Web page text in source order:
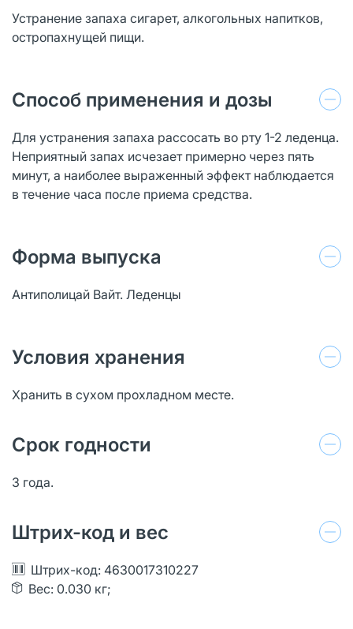
Устранение запаха сигарет, алкогольных напитков,
остропахнущей пищи.
Способ применения и дозы
Для устранения запаха рассосать во рту 1-2 леденца.
Неприятный запах исчезает примерно через пять
минут, а наиболее выраженный эффект наблюдается
в течение часа после приема средства.
Форма выпуска
Антиполицай Вайт. Леденцы
Условия хранения
Хранить в сухом прохладном месте.
Срок годности
3 года.
Штрих-код и вес
Штрих-код: 4630017310227
Вес: 0.030 кг;